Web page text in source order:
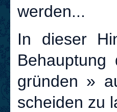
werden...
In dieser
gründen »
scheiden zu